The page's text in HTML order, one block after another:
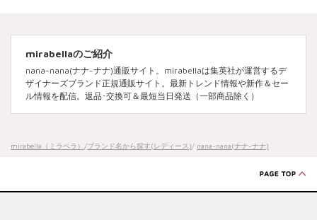
mirabellaのご紹介
nana-nana(ナナ-ナナ)通販サイト。mirabellaは集英社が運営するデ
ザイナーズブランド正規通販サイト。最新トレンド情報や新作＆セー
ル情報を配信。返品･交換可＆最短当日発送（一部商品除く）
mirabella（ミラベラ） /ブランド名から探す(レディース)/ nana-nana(ナナ-ナナ)